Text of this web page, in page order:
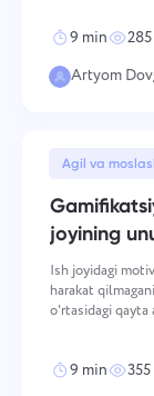
9 min
Artyom
Agil va
joyining
Ish joyidagi
harakat
o'rtasidagi qayta
9 min